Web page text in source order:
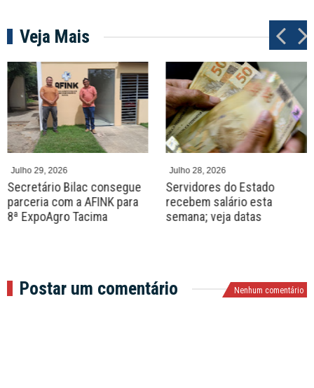
Veja Mais
Julho 29, 2026
Secretário Bilac consegue
parceria com a AFINK para
8ª ExpoAgro Tacima
Julho 28, 2026
Servidores do Estado
recebem salário esta
semana; veja datas
P
r
e
v
N
e
x
t
Postar um comentário Nenhum comentário